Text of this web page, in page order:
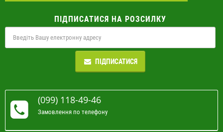
ПІДПИСАТИСЯ НА РОЗСИЛКУ
ПІДПИСАТИСЯ
(099) 118-49-46
Замовлення по телефону